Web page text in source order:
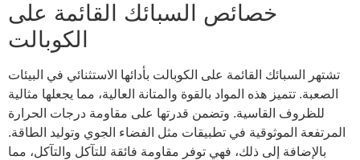
خصائص السبائك القائمة على
الكوبالت
تشتهر السبائك القائمة على الكوبالت بأدائها الاستثنائي في البيئات
الصعبة. تتميز هذه المواد بالقوة والمتانة العالية، مما يجعلها مثالية
للظروف القاسية. وتضمن قدرتها على مقاومة درجات الحرارة
المرتفعة الموثوقية في تطبيقات مثل الفضاء الجوي وتوليد الطاقة.
بالإضافة إلى ذلك، فهي توفر مقاومة فائقة للتآكل والتآكل، مما